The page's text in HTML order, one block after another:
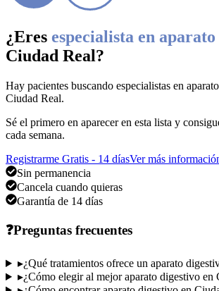
¿Eres especialista en
Ciudad Real?
Hay pacientes buscando especialistas en
Ciudad Real.
Sé el primero en aparecer en esta lista y
cada semana.
Registrarme Gratis - 14 díasVer más
Sin permanencia
Cancela cuando quieras
Garantía de 14 días
❓Preguntas frecuentes
▸¿Qué tratamientos ofrece un aparato
▸¿Cómo elegir al mejor aparato digestivo en